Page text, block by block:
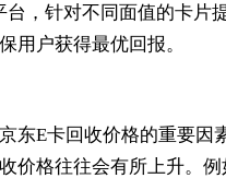
台，针对不同面值的卡片
用户获得最优回报。
东E卡回收价格的重要因
价格往往会有所上升。